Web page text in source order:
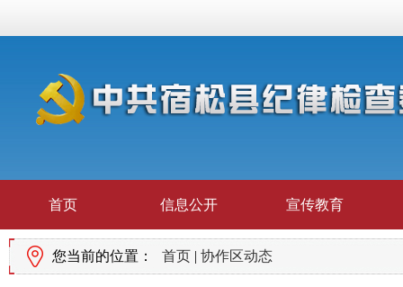
首页 信息公开 宣传教育
您当前的位置： 首页 | 协作区动态